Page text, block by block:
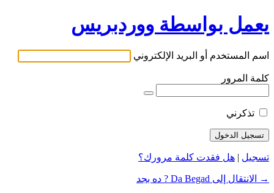
يعمل بواسطة ووردبريس
اسم المستخدم أو البريد الإلكتروني
كلمة المرور
تذكرني
تسجيل | هل فقدت كلمة مرورك؟
→ الانتقال إلى Da Begad ? ده بجد